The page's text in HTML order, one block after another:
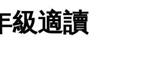
級適讀